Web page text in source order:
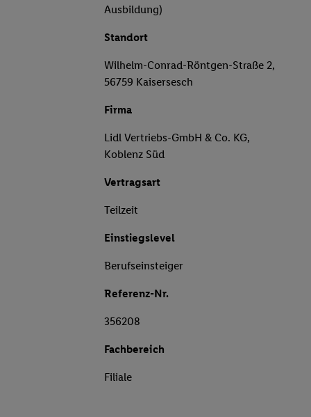
Ausbildung)
Standort
Wilhelm-Conrad-Röntgen-Straße 2,
56759 Kaisersesch
Firma
Lidl Vertriebs-GmbH & Co. KG,
Koblenz Süd
Vertragsart
Teilzeit
Einstiegslevel
Berufseinsteiger
Referenz-Nr.
356208
Fachbereich
Filiale